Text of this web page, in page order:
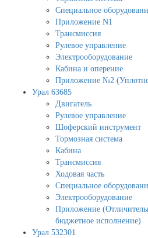
Специальное
Приложение N1
Трансмиссия
Рулевое управление
Электрооборудование
Кабина и оперение
Приложение №2
Урал 63685
Двигатель
Рулевое управление
Шоферский инструмент
Тормозная система
Кабина
Трансмиссия
Ходовая часть
Специальное
Электрооборудование
Приложение
бюджетное исполнение)
Урал 532301